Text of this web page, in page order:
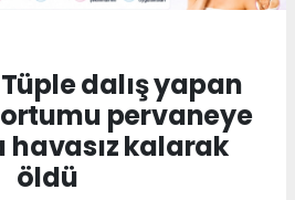
Tüple dalış yapan
pervaneye
havasız kalarak
öldü